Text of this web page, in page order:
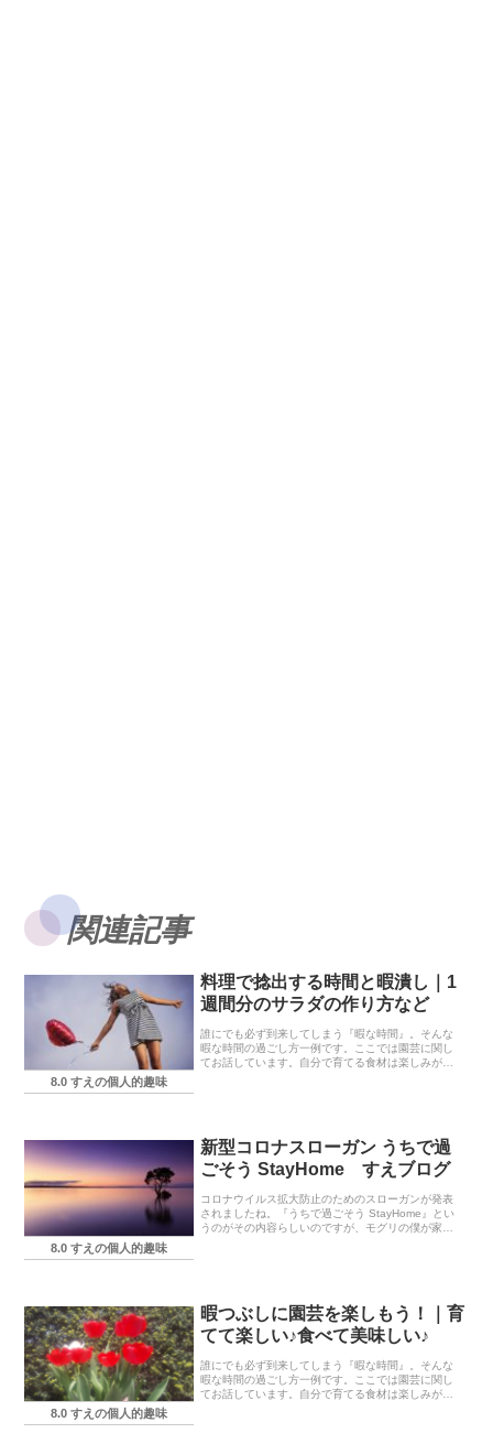
関連記事
8.0 すえの個人的趣味
料理で捻出する時間と暇潰し｜1
週間分のサラダの作り方など
誰にでも必ず到来してしまう『暇な時間』。そんな
暇な時間の過ごし方一例です。ここでは園芸に関し
てお話しています。自分で育てる食材は楽しみが一
8.0 すえの個人的趣味
新型コロナスローガン うちで過
ごそう StayHome すえブログ
コロナウイルス拡大防止のためのスローガンが発表
されましたね。『うちで過ごそう StayHome』とい
うのがその内容らしいのですが、モグリの僕が家の
8.0 すえの個人的趣味
暇つぶしに園芸を楽しもう！｜育
てて楽しい♪食べて美味しい♪
誰にでも必ず到来してしまう『暇な時間』。そんな
暇な時間の過ごし方一例です。ここでは園芸に関し
てお話しています。自分で育てる食材は楽しみが一